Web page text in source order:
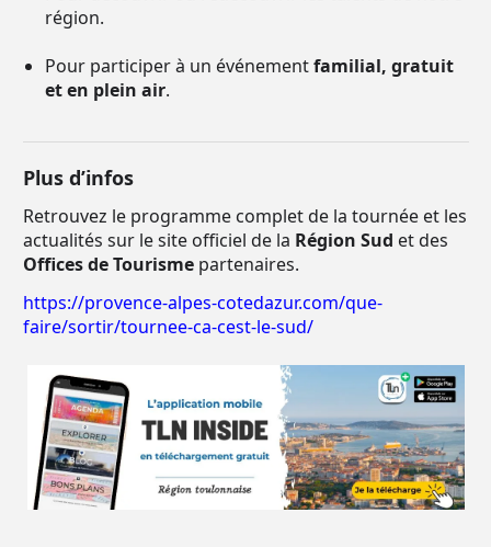
région.
Pour participer à un événementfamilial, gratuit
et en plein air.
Plus d’infos
Retrouvez le programme complet de la tournée et les
actualités sur le site officiel de la Région Sud et des
Offices de Tourisme partenaires.
https://provence-alpes-cotedazur.com/que-
faire/sortir/tournee-ca-cest-le-sud/